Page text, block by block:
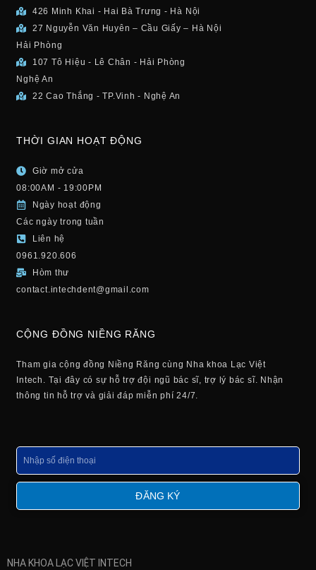
426 Minh Khai - Hai Bà Trưng - Hà Nội
27 Nguyễn Văn Huyên – Cầu Giấy – Hà Nội
Hải Phòng
107 Tô Hiệu - Lê Chân - Hải Phòng
Nghệ An
22 Cao Thắng - TP.Vinh - Nghệ An
THỜI GIAN HOẠT ĐỘNG
Giờ mở cửa
08:00AM - 19:00PM
Ngày hoạt động
Các ngày trong tuần
Liên hệ
0961.920.606
Hòm thư
contact.intechdent@gmail.com
CỘNG ĐỒNG NIỀNG RĂNG
Tham gia cộng đồng Niềng Răng cùng Nha khoa Lạc Việt
Intech. Tại đây có sự hỗ trợ đội ngũ bác sĩ, trợ lý bác sĩ. Nhận
thông tin hỗ trợ và giải đáp miễn phí 24/7.
Số
điện
thoại
ĐĂNG KÝ
NHA KHOA LẠC VIỆT INTECH